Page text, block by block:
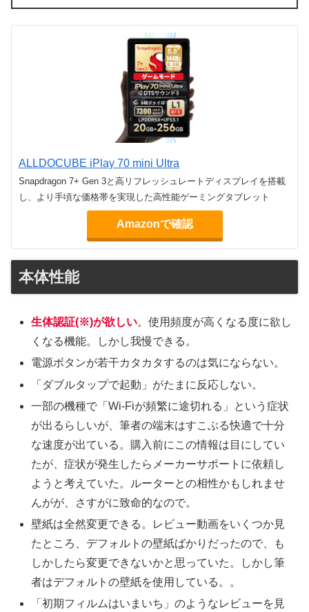
ALLDOCUBE iPlay 70 mini Ultra
Snapdragon 7+ Gen 3と高リフレッシュレートディスプレイを搭載
し、より手頃な価格帯を実現した高性能ゲーミングタブレット
Amazonで確認
本体性能
生体認証(※)が欲しい。使用頻度が高くなる度に欲し
くなる機能。しかし我慢できる。
電源ボタンが若干カタカタするのは気にならない。
「ダブルタップで起動」がたまに反応しない。
一部の機種で「Wi-Fiが頻繁に途切れる」という症状
が出るらしいが、筆者の端末はすこぶる快適で十分
な速度が出ている。購入前にこの情報は目にしてい
たが、症状が発生したらメーカーサポートに依頼し
ようと考えていた。ルーターとの相性かもしれませ
んがが、さすがに致命的なので。
壁紙は全然変更できる。レビュー動画をいくつか見
たところ、デフォルトの壁紙ばかりだったので、も
しかしたら変更できないかと思っていた。しかし筆
者はデフォルトの壁紙を使用している。。
「初期フィルムはいまいち」のようなレビューを見